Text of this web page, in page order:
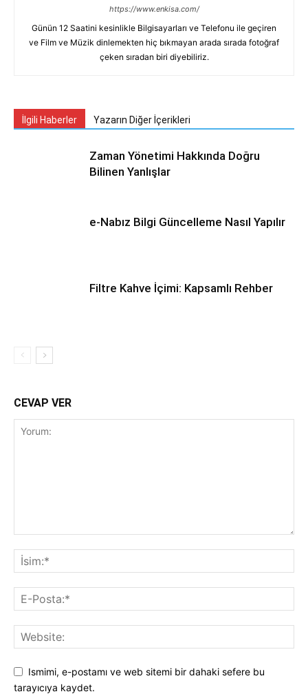
https://www.enkisa.com/
Günün 12 Saatini kesinlikle Bilgisayarları ve Telefonu ile geçiren
ve Film ve Müzik dinlemekten hiç bıkmayan arada sırada fotoğraf
çeken sıradan biri diyebiliriz.
İlgili Haberler Yazarın Diğer İçerikleri
Zaman Yönetimi Hakkında Doğru
Bilinen Yanlışlar
e-Nabız Bilgi Güncelleme Nasıl Yapılır
Filtre Kahve İçimi: Kapsamlı Rehber
CEVAP VER
Ismimi, e-postamı ve web sitemi bir dahaki sefere bu
tarayıcıya kaydet.